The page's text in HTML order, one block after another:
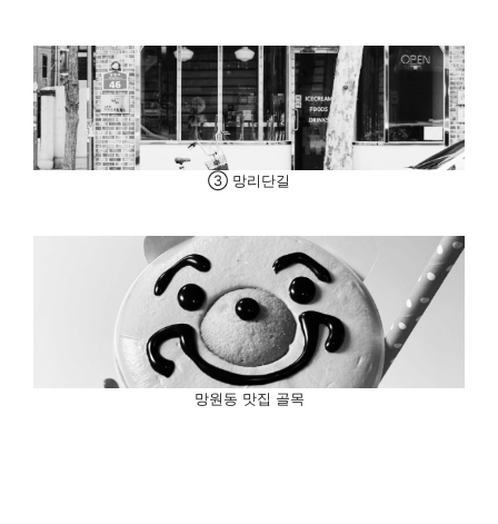
③ 망리단길
망원동 맛집 골목